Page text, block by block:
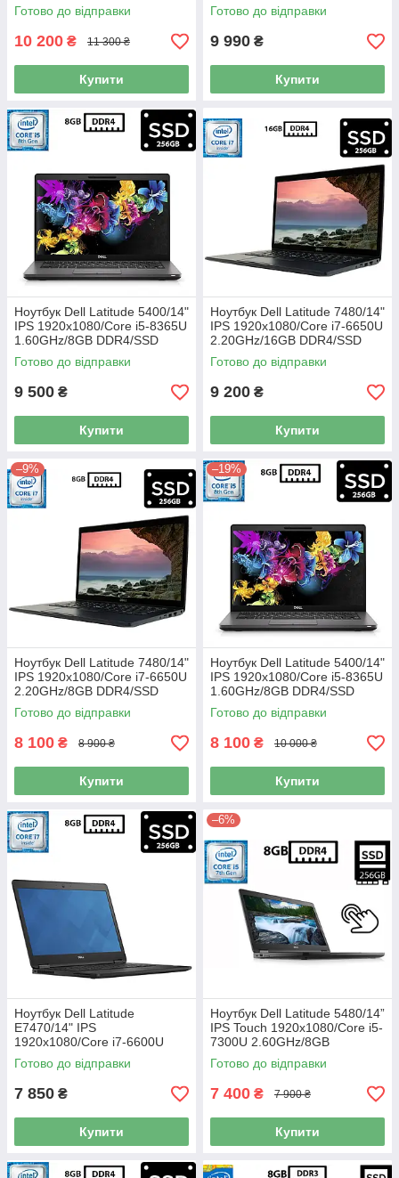
256GB/UHD Graphics 620/
Камера Б/В
Готово до відправки
10 200 ₴ 11 300 ₴
Купити
DDR4/SSD 256GB/UHD
Graphics 620/Камера Б/В
Готово до відправки
9 990 ₴
Купити
Ноутбук Dell Latitude 5400/14"
IPS 1920x1080/Core i5-8365U
1.60GHz/8GB DDR4/SSD
256GB/UHD Graphics 620/
Камера Б/В
Готово до відправки
9 500 ₴
Купити
Ноутбук Dell Latitude 7480/14"
IPS 1920x1080/Core i7-6650U
2.20GHz/16GB DDR4/SSD
256GB/Intel Iris Graphics 540/
Камера Б/В
Готово до відправки
9 200 ₴
Купити
–9%
Ноутбук Dell Latitude 7480/14"
IPS 1920x1080/Core i7-6650U
2.20GHz/8GB DDR4/SSD
256GB/Intel Iris Graphics 540/
Камера Б/В
Готово до відправки
8 100 ₴ 8 900 ₴
Купити
–19%
Ноутбук Dell Latitude 5400/14"
IPS 1920x1080/Core i5-8365U
1.60GHz/8GB DDR4/SSD
256GB/UHD Graphics 620/
Камера Б/В
Готово до відправки
8 100 ₴ 10 000 ₴
Купити
Ноутбук Dell Latitude
E7470/14" IPS
1920x1080/Core i7-6600U
2.60GHz/8GB DDR4/SSD
256GB/HD Graphics 520/
Готово до відправки
7 850 ₴
Купити
–6%
Ноутбук Dell Latitude 5480/14”
IPS Touch 1920x1080/Core i5-
7300U 2.60GHz/8GB
DDR4/SSD 256GB/Intel HD
Graphics Камера Б/В
Готово до відправки
7 400 ₴ 7 900 ₴
Купити